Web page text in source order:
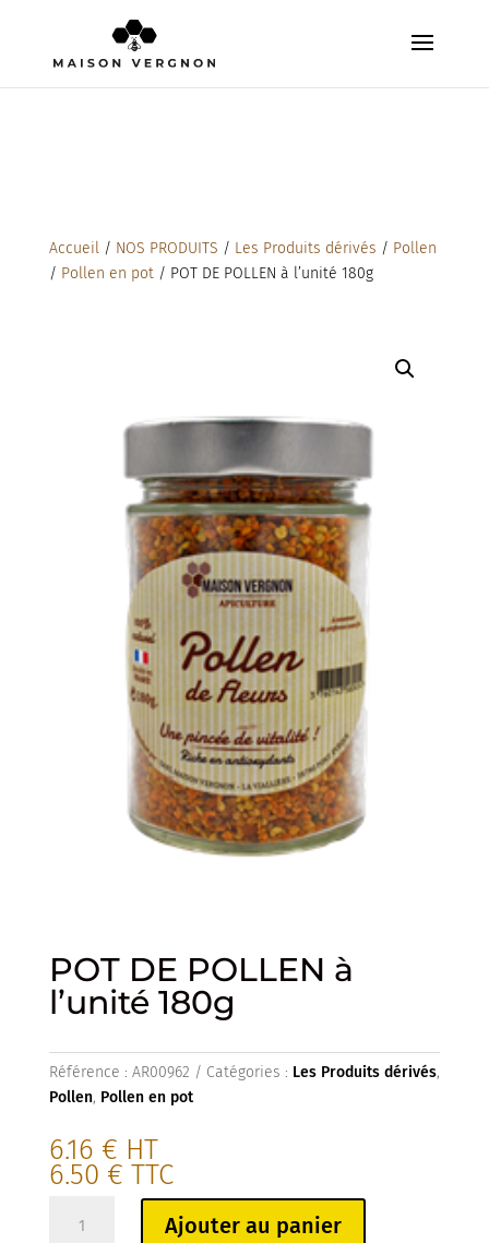
Accueil/ NOS PRODUITS / Les Produits dérivés / Pollen
/ Pollen en pot/ POT DE POLLEN à l’unité 180g
POT DE POLLEN à
l’unité 180g
Référence : AR00962 Catégories : Les Produits dérivés,
Pollen, Pollen en pot
6.16 € HT
6.50 € TTC
Ajouter au panier